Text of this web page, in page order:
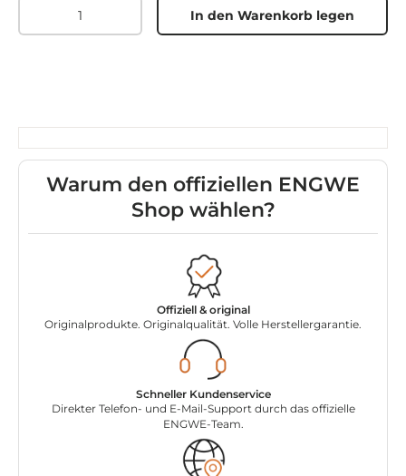
Menge
In den Warenkorb legen
Warum den offiziellen ENGWE
Shop wählen?
Offiziell & original
Originalprodukte. Originalqualität. Volle Herstellergarantie.
Schneller Kundenservice
Direkter Telefon- und E-Mail-Support durch das offizielle
ENGWE-Team.